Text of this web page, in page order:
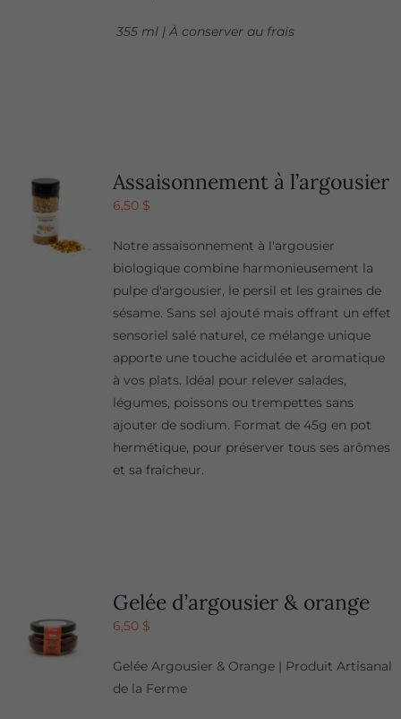
355 ml | À conserver au frais
Assaisonnement à l’argousier
6,50 $
Notre assaisonnement à l'argousier
biologique combine harmonieusement la
pulpe d'argousier, le persil et les graines de
sésame. Sans sel ajouté mais offrant un effet
sensoriel salé naturel, ce mélange unique
apporte une touche acidulée et aromatique
à vos plats. Idéal pour relever salades,
légumes, poissons ou trempettes sans
ajouter de sodium. Format de 45g en pot
hermétique, pour préserver tous ses arômes
et sa fraîcheur.
Gelée d’argousier & orange
6,50 $
Gelée Argousier & Orange | Produit Artisanal
de la Ferme